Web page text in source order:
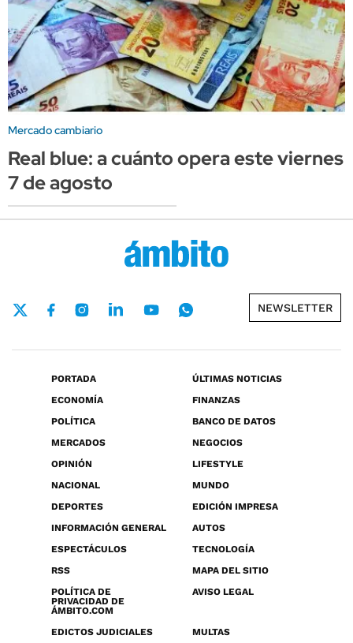
Mercado cambiario
Real blue: a cuánto opera este viernes
7 de agosto
NEWSLETTER
PORTADA
ÚLTIMAS NOTICIAS
ECONOMÍA
FINANZAS
POLÍTICA
BANCO DE DATOS
MERCADOS
NEGOCIOS
OPINIÓN
LIFESTYLE
NACIONAL
MUNDO
DEPORTES
EDICIÓN IMPRESA
INFORMACIÓN GENERAL
AUTOS
ESPECTÁCULOS
TECNOLOGÍA
RSS
MAPA DEL SITIO
POLÍTICA DE
PRIVACIDAD DE
ÁMBITO.COM
AVISO LEGAL
EDICTOS JUDICIALES MULTAS